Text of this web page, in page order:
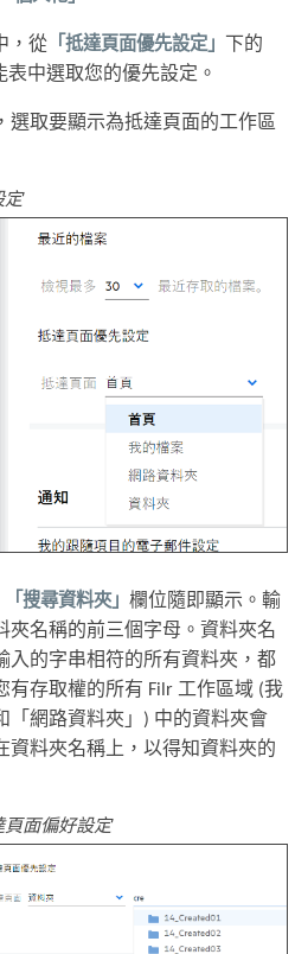
，從 「抵達頁面優先設定」
下的
表中選取您的優先設定。
選取要顯示為抵達頁面的工作區
定
「搜尋資料夾」 欄位隨即顯示。輸
夾名稱的前三個字母。資料夾名
入的字串相符的所有資料夾，都
有存取權的所有 Filr 工作區域 (我
「網路資料夾」) 中的資料夾會
資料夾名稱上，以得知資料夾的
頁面偏好設定